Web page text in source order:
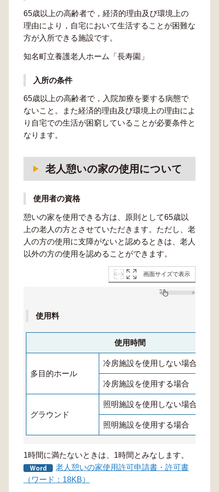
65歳以上の高齢者で，経済的理由及び環境上の
理由により，自宅において生活することが困難な
方が入所できる施設です。
知名町立養護老人ホーム「長寿園」
入所の条件
65歳以上の高齢者で，入院加療を要する病態で
ないこと。また経済的理由及び環境上の理由によ
り自宅での生活が困窮していることが必要条件と
なります。
老人憩いの家の使用について
使用者の資格
憩いの家を使用できる方は、原則として65歳以
上の老人の方とさせていただきます。ただし、老
人の方の使用に支障がないと認めるときは、老人
以外の方の使用を認めることができます。
画面サイズで表示
使用料
使用時間
多目的ホール
冷房施設を使用しない場合
冷房施設を使用する場合
グラウンド
照明施設を使用しない場合
照明施設を使用する場合
1時間に満たないときは、1時間とみなします。
老人憩いの家使用許可申請書・許可書
（ワード：18KB）